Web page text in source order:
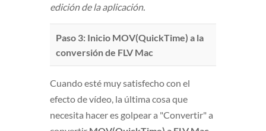
edición de la aplicación.
Paso 3: Inicio MOV(QuickTime) a la
conversión de FLV Mac
Cuando esté muy satisfecho con el
efecto de vídeo, la última cosa que
necesita hacer es golpear a "Convertir" a